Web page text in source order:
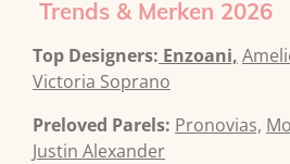
Trends & Merken 2026
Top Designers: Enzoani,
Victoria Soprano
Preloved Parels: Pronovias,
Justin Alexander